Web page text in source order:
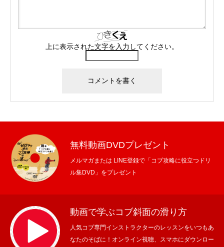
上に表示された文字を入力してください。
無料動画DVDプレゼント
メルマガまたは LINE登録で「コブ攻略に役立つドリ
ル集DVD」をプレゼント
動画で学ぶコブ斜面の滑り方
人気コブ専門インストラクターのレッスンをいつもあ
なたのそばに！オンライン視聴、スマホにダウンロー